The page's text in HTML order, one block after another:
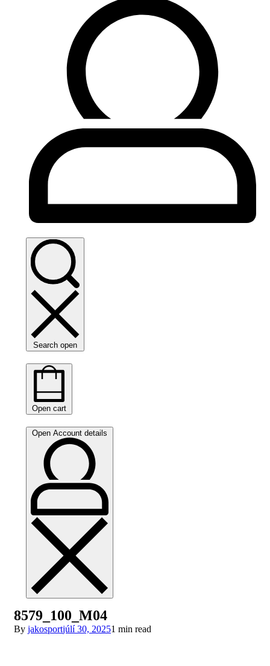
Search open
Open cart
Open Account details
8579_100_M04
By jakosportjúlí 30, 20251 min read